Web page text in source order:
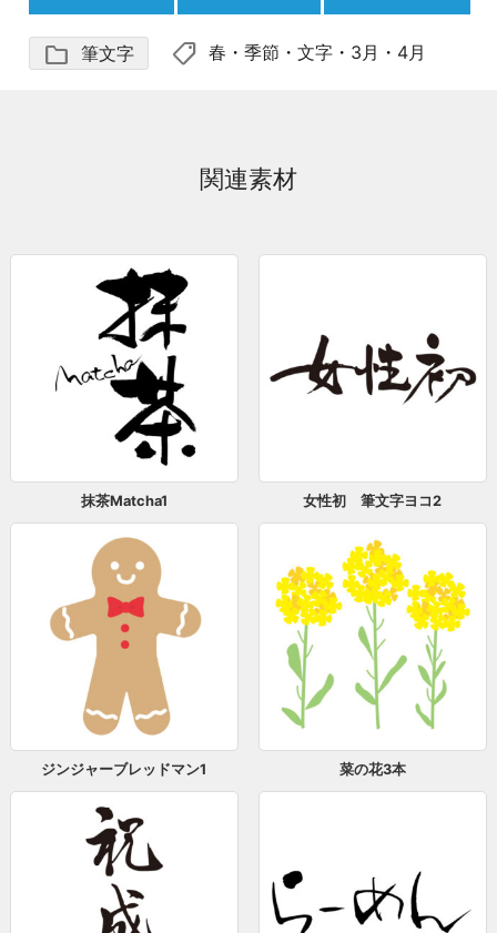
folder 筆文字 shoppingmode 春 ・季節 ・文字 ・ 3月 ・ 4月
関連素材
抹茶Matcha1 女性初 筆文字ヨコ2
ジンジャーブレッドマン1 菜の花3本